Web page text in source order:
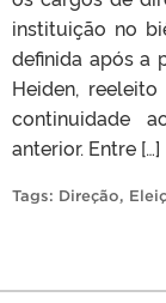
instituição no
definida após a
Heiden,
continuidade
anterior. Entre […]
Tags: Direção,